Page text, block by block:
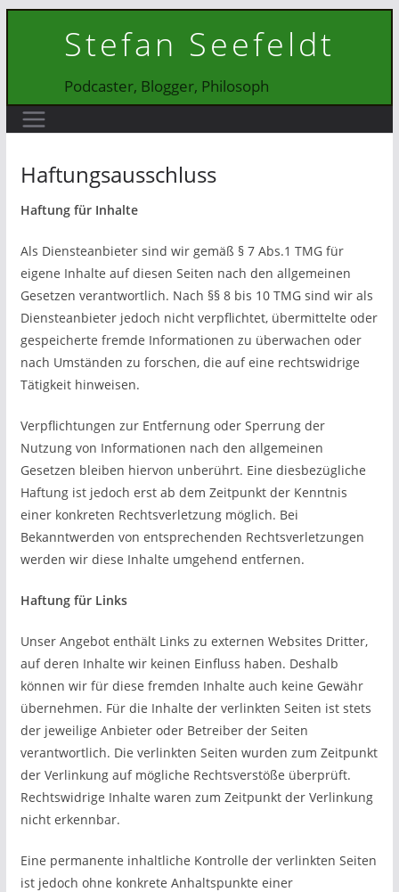
Stefan Seefeldt
Podcaster, Blogger, Philosoph
Haftungsausschluss
Haftung für Inhalte
Als Diensteanbieter sind wir gemäß § 7 Abs.1 TMG für
eigene Inhalte auf diesen Seiten nach den allgemeinen
Gesetzen verantwortlich. Nach §§ 8 bis 10 TMG sind wir als
Diensteanbieter jedoch nicht verpflichtet, übermittelte oder
gespeicherte fremde Informationen zu überwachen oder
nach Umständen zu forschen, die auf eine rechtswidrige
Tätigkeit hinweisen.
Verpflichtungen zur Entfernung oder Sperrung der
Nutzung von Informationen nach den allgemeinen
Gesetzen bleiben hiervon unberührt. Eine diesbezügliche
Haftung ist jedoch erst ab dem Zeitpunkt der Kenntnis
einer konkreten Rechtsverletzung möglich. Bei
Bekanntwerden von entsprechenden Rechtsverletzungen
werden wir diese Inhalte umgehend entfernen.
Haftung für Links
Unser Angebot enthält Links zu externen Websites Dritter,
auf deren Inhalte wir keinen Einfluss haben. Deshalb
können wir für diese fremden Inhalte auch keine Gewähr
übernehmen. Für die Inhalte der verlinkten Seiten ist stets
der jeweilige Anbieter oder Betreiber der Seiten
verantwortlich. Die verlinkten Seiten wurden zum Zeitpunkt
der Verlinkung auf mögliche Rechtsverstöße überprüft.
Rechtswidrige Inhalte waren zum Zeitpunkt der Verlinkung
nicht erkennbar.
Eine permanente inhaltliche Kontrolle der verlinkten Seiten
ist jedoch ohne konkrete Anhaltspunkte einer